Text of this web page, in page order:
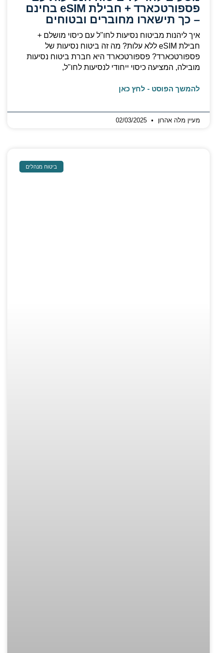
פספורטכארד + חבילת eSIM בחינם
– כך תישארו מחוברים ובטוחים
איך ליהנות מביטוח נסיעות לחו"ל עם כיסוי מושלם +
חבילת eSIM ללא עלות? מה זה ביטוח נסיעות של
פספורטכארד? פספורטכארד היא חברת ביטוח נסיעות
מובילה, המציעה כיסוי ייחודי לנסיעות לחו"ל,
להמשך הפוסט - לחץ כאן
מעיין מלה אהרון
ביטוח מנהלים